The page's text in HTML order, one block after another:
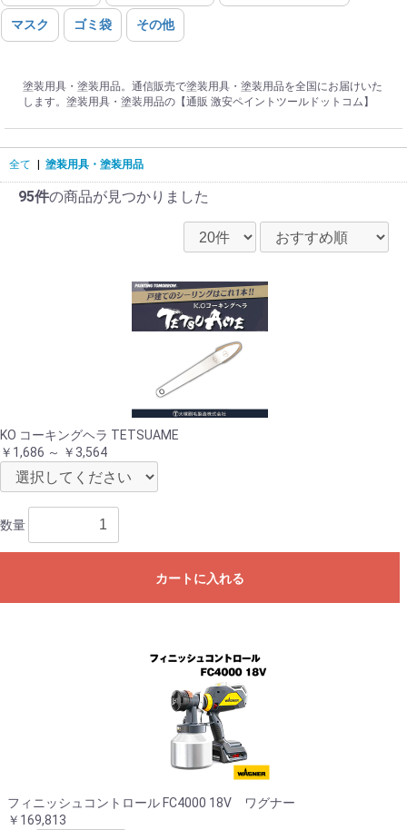
マスク ゴミ袋 その他
塗装用具・塗装用品。通信販売で塗装用具・塗装用品を全国にお届けいた
します。塗装用具・塗装用品の【通販 激安ペイントツールドットコム】
全て | 塗装用具・塗装用品
95件の商品が見つかりました
KO コーキングヘラ TETSUAME
￥1,686 ～ ￥3,564
数量
カートに入れる
フィニッシュコントロール FC4000 18V ワグナー
￥169,813